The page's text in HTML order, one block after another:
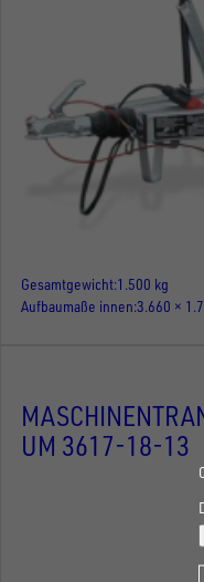
Gesamtgewicht 1.500 kg
Aufbaumaße innen 3.660 ×
UM 3617-18-13